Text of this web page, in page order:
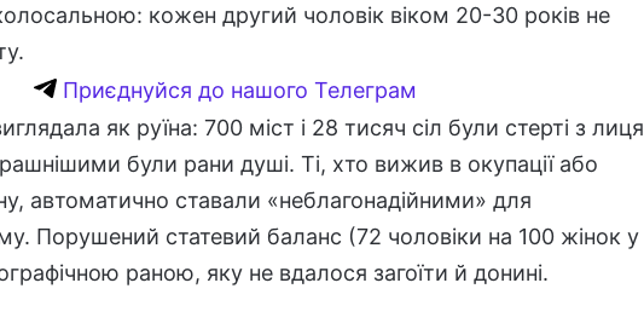
кожен другий чоловік віком 20-30 років не
Приєднуйся до нашого Телеграм
як руїна: 700 міст і 28 тисяч сіл були стерті з лиця
були рани душі. Ті, хто вижив в окупації або
автоматично ставали «неблагонадійними» для
Порушений статевий баланс (72 чоловіки на 100 жінок у
раною, яку не вдалося загоїти й донині.